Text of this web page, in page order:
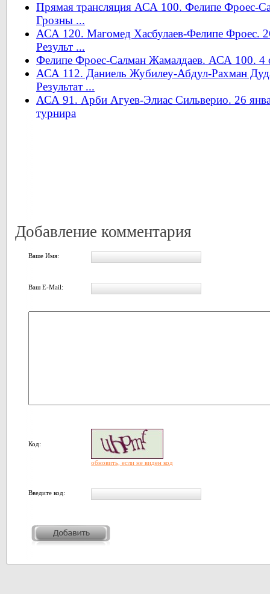
Прямая трансляция АСА 100. Фелипе Фроес-
Грозны ...
АСА 120. Магомед Хасбулаев-Фелипе Фроес.
Результ ...
Фелипе Фроес-Салман Жамалдаев. АСА 100. 4
АСА 112. Даниель Жубилеу-Абдул-Рахман
Результат ...
АСА 91. Арби Агуев-Элиас Сильверио. 26
турнира
Добавление комментария
Ваше Имя:
Ваш E-Mail:
Код:
обновить, если не виден код
Введите код: